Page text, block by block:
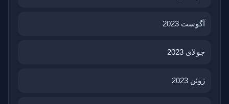
آگوست 2023
جولای 2023
ژوئن 2023